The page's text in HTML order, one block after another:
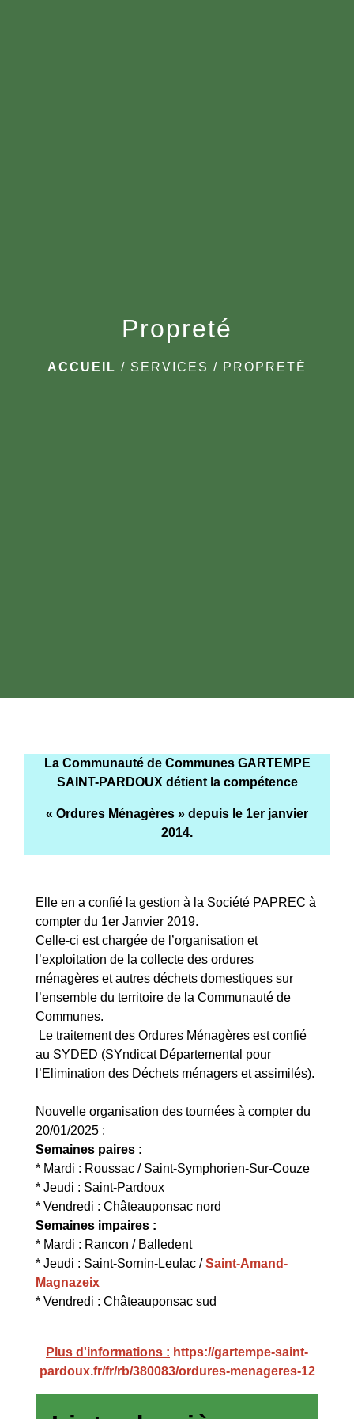
Propreté
ACCUEIL / SERVICES / PROPRETÉ
La Communauté de Communes GARTEMPE
SAINT-PARDOUX détient la compétence
« Ordures Ménagères » depuis le 1er janvier
2014.
Elle en a confié la gestion à la Société PAPREC à
compter du 1er Janvier 2019.
Celle-ci est chargée de l’organisation et
l’exploitation de la collecte des ordures
ménagères et autres déchets domestiques sur
l’ensemble du territoire de la Communauté de
Communes.
Le traitement des Ordures Ménagères est confié
au SYDED (SYndicat Départemental pour
l’Elimination des Déchets ménagers et assimilés).
Nouvelle organisation des tournées à compter du
20/01/2025 :
Semaines paires :
* Mardi : Roussac / Saint-Symphorien-Sur-Couze
* Jeudi : Saint-Pardoux
* Vendredi : Châteauponsac nord
Semaines impaires :
* Mardi : Rancon / Balledent
* Jeudi : Saint-Sornin-Leulac /Saint-Amand-
Magnazeix
* Vendredi : Châteauponsac sud
Plus d'informations : https://gartempe-saint-
pardoux.fr/fr/rb/380083/ordures-menageres-12